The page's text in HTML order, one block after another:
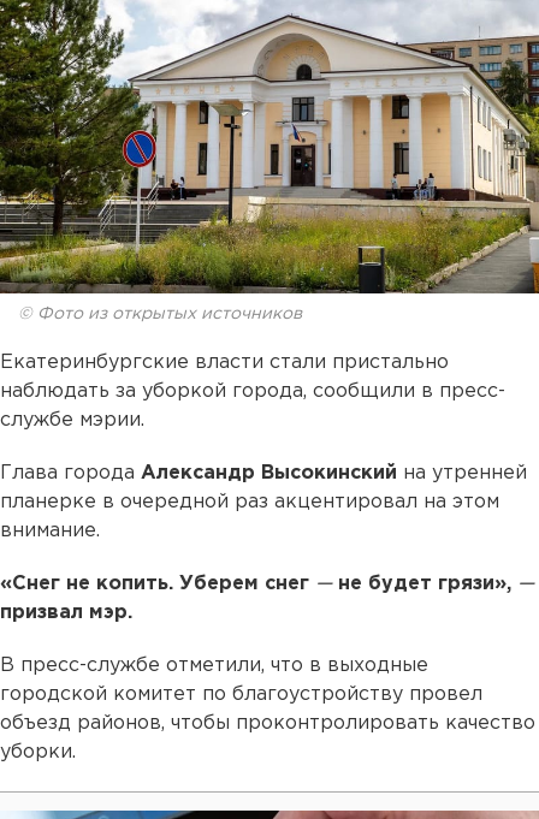
© Фото из открытых источников
Екатеринбургские власти стали пристально
наблюдать за уборкой города, сообщили в пресс-
службе мэрии.
Глава города Александр Высокинский на утренней
планерке в очередной раз акцентировал на этом
внимание.
«Снег не копить. Уберем снег —не будет грязи», —
призвал мэр.
В пресс-службе отметили, что в выходные
городской комитет по благоустройству провел
объезд районов, чтобы проконтролировать качество
уборки.